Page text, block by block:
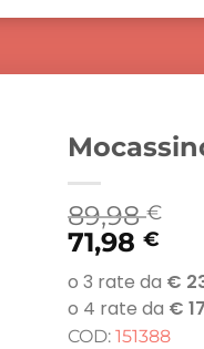
89,98€
71,98 €
COD: 151388